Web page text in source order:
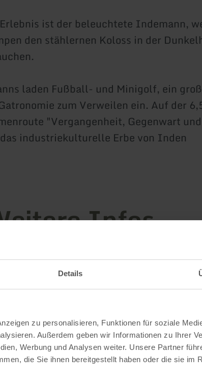
Details
zu personalisieren, Funktionen für soziale
Außerdem geben wir Informationen zu Ihrer
Werbung und Analysen weiter. Unsere Partner
die Sie ihnen bereitgestellt haben oder die sie im
ist der beleuchtete Indemann,
den stählernen Koloss in der
laden Fußball- und Minigolf, ein
zum Verweilen ein. Auf der
"Vergangenheit, Gegenwart und
industriekulturelle Erbe von Inden
Infos